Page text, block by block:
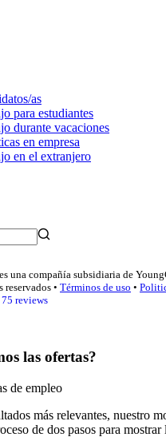
as
para estudiantes
durante vacaciones
en empresa
en el extranjero
una compañía subsidiaria de
reservados • Términos de uso •
reviews
las ofertas?
de empleo
más relevantes, nuestro
de dos pasos para mostrar